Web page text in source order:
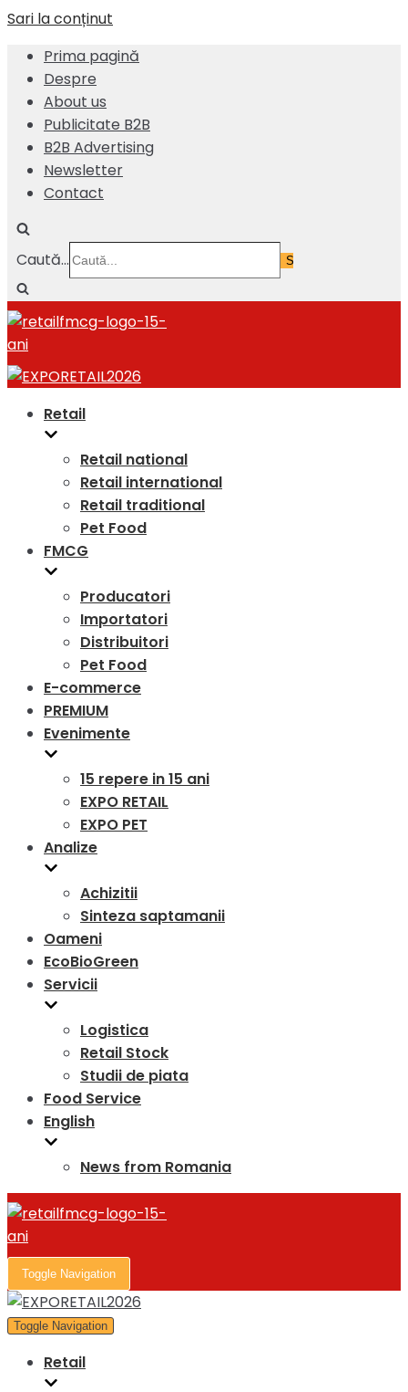
Sari la conținut
Prima pagină
Despre
About us
Publicitate B2B
B2B Advertising
Newsletter
Contact
Caută...
Retail
Retail national
Retail international
Retail traditional
Pet Food
FMCG
Producatori
Importatori
Distribuitori
Pet Food
E-commerce
PREMIUM
Evenimente
15 repere in 15 ani
EXPO RETAIL
EXPO PET
Analize
Achizitii
Sinteza saptamanii
Oameni
EcoBioGreen
Servicii
Logistica
Retail Stock
Studii de piata
Food Service
English
News from Romania
Toggle Navigation
Toggle Navigation
Retail